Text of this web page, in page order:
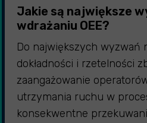
Jakie są największe
wdrażaniu OEE?
Do największych wyzwań
dokładności i rzetelności
zaangażowanie
utrzymania ruchu w
konsekwentne